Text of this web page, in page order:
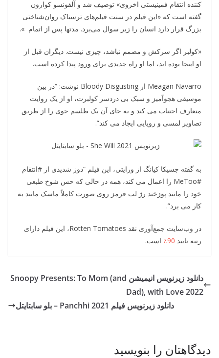
کننده انتقام فمینیستی اخروی» توصیف شد و آلفونسو کوارون
گفته است که «این فیلم در سنت فیلم‌های ترسناک روان‌شناختی
بزرگ قرار دارد انسان را زیر سوال می‌برد. مدتها پس از اتمام ».
«کولبر اگر سرکش و مصمم نباشد، چیزی نیست. دیگران قبل از
او اینجا بوده اند، اما او راه جدیدی برای ورود پیدا کرده است.
Meagan Navarro از Bloody Disgusting نوشت: “در بین
موسیقی هجوآمیز و سبک بی دردسر کولبرت، او از یک روایت
متعارف اجتناب می کند و به جای آن یک طلسم جوی را از طریق
تصاویر لمسی و رویایی ایجاد می کند”.
به گفته جسیکا کیانگ از ورایتی، این فیلم “دوز شدیدی از #انتقام
#MeToo را اعمال می کند، همه در حالی که حس شوخ طبعی
خود را مانند پوزخند رژ لب قرمز روی صورت کاملاً ماسک مانند به
کار می برد”.
در وب‌سایت جمع‌آوری نقد Rotten Tomatoes، این فیلم دارای
رتبه تایید 90٪ است.
دانلود زیرنویس انیمیشن Snoopy Presents: To Mom (and
Dad), with Love 2022
دانلود زیرنویس فیلم Panchhi 2021 – بلو سابتايتل
دیدگاهتان را بنویسید